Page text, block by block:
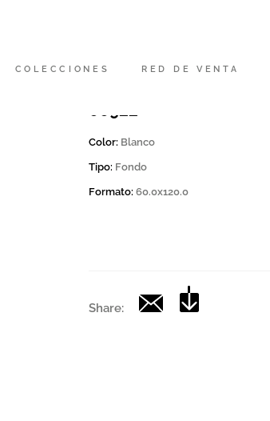
COLECCIONES RED DE VENTA
00922
Color: Blanco
Tipo: Fondo
Formato: 60.0x120.0
Share: